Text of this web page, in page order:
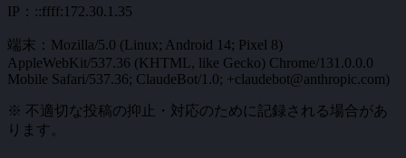
IP：::ffff:172.30.1.35
端末：Mozilla/5.0 (Linux; Android 14; Pixel 8)
AppleWebKit/537.36 (KHTML, like Gecko) Chrome/131.0.0.0
Mobile Safari/537.36; ClaudeBot/1.0; +claudebot@anthropic.com)
※ 不適切な投稿の抑止・対応のために記録される場合があ
ります。